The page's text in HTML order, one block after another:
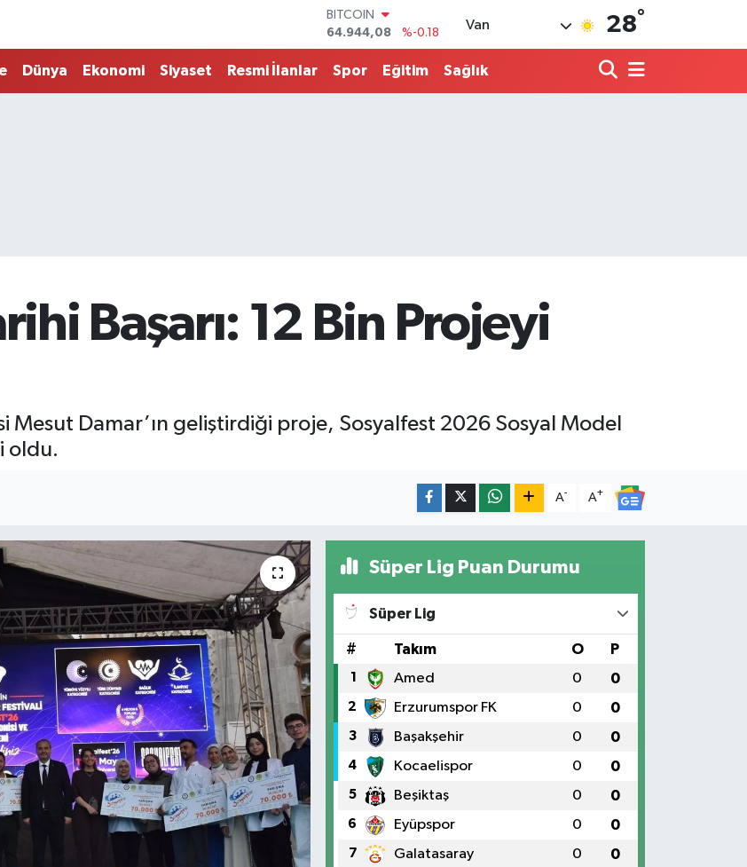
64.944,08
DOLAR
55,2510
%0.32
STERLİN
Van 28°
Dünya Ekonomi Siyaset Resmi İlanlar Spor Eğitim Sağlık
Başarı: 12 Bin Projeyi
Mesut Damar’ın geliştirdiği proje, Sosyalfest 2026 Sosyal Model
oldu.
A- A+
Süper Lig Puan Durumu
Süper Lig
# Takım O P
1 Amed 0 0
2 Erzurumspor FK 0 0
3 Başakşehir 0 0
4 Kocaelispor 0 0
5 Beşiktaş 0 0
6 Eyüpspor 0 0
7 Galatasaray 0 0